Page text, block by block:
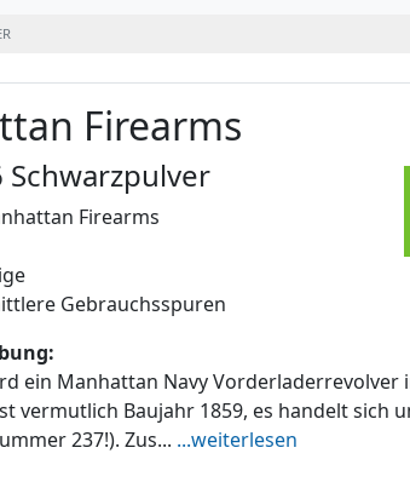
Firearms
Schwarzpulver
Firearms
Gebrauchsspuren
ein Manhattan Navy Vorderladerrevolver
vermutlich Baujahr 1859, es handelt sich
237!). Zus... ...weiterlesen